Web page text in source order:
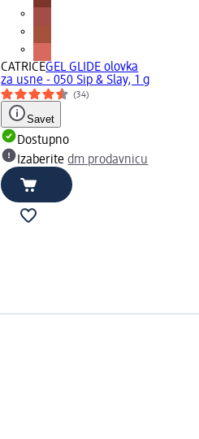
CATRICEGEL GLIDE olovka
za usne - 050 Sip & Slay, 1 g
(34)
Savet
Dostupno
Izaberitedm prodavnicu